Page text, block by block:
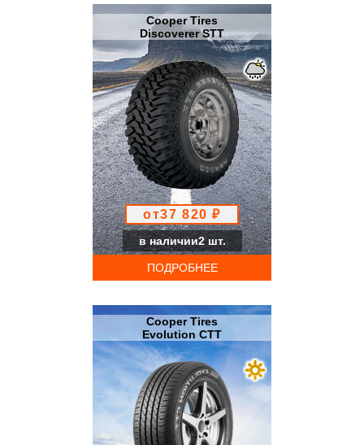
Cooper Tires
Discoverer STT
от37 820 ₽
в наличии2 шт.
ПОДРОБНЕЕ
Cooper Tires
Evolution CTT